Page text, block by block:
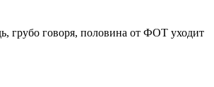
грубо говоря, половина от ФОТ уходит